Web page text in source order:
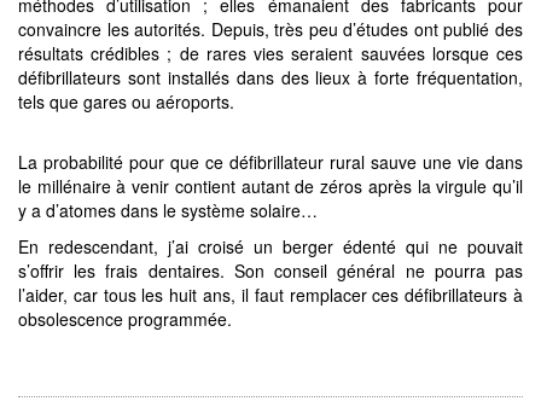
convaincre les autorités. Depuis, très peu d’études ont publié des
résultats crédibles ; de rares vies seraient sauvées lorsque ces
défibrillateurs sont installés dans des lieux à forte fréquentation,
tels que gares ou aéroports.
La probabilité pour que ce défibrillateur rural sauve une vie dans
le millénaire à venir contient autant de zéros après la virgule qu’il
y a d’atomes dans le système solaire…
En redescendant, j’ai croisé un berger édenté qui ne pouvait
s’offrir les frais dentaires. Son conseil général ne pourra pas
l’aider, car tous les huit ans, il faut remplacer ces défibrillateurs à
obsolescence programmée.